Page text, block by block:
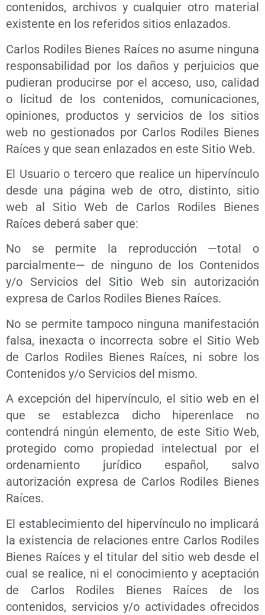
contenidos, archivos y cualquier otro material
existente en los referidos sitios enlazados.
Carlos Rodiles Bienes Raíces no asume ninguna
responsabilidad por los daños y perjuicios que
pudieran producirse por el acceso, uso, calidad
o licitud de los contenidos, comunicaciones,
opiniones, productos y servicios de los sitios
web no gestionados por Carlos Rodiles Bienes
Raíces y que sean enlazados en este Sitio Web.
El Usuario o tercero que realice un hipervínculo
desde una página web de otro, distinto, sitio
web al Sitio Web de Carlos Rodiles Bienes
Raíces deberá saber que:
No se permite la reproducción —total o
parcialmente— de ninguno de los Contenidos
y/o Servicios del Sitio Web sin autorización
expresa de Carlos Rodiles Bienes Raíces.
No se permite tampoco ninguna manifestación
falsa, inexacta o incorrecta sobre el Sitio Web
de Carlos Rodiles Bienes Raíces, ni sobre los
Contenidos y/o Servicios del mismo.
A excepción del hipervínculo, el sitio web en el
que se establezca dicho hiperenlace no
contendrá ningún elemento, de este Sitio Web,
protegido como propiedad intelectual por el
ordenamiento jurídico español, salvo
autorización expresa de Carlos Rodiles Bienes
Raíces.
El establecimiento del hipervínculo no implicará
la existencia de relaciones entre Carlos Rodiles
Bienes Raíces y el titular del sitio web desde el
cual se realice, ni el conocimiento y aceptación
de Carlos Rodiles Bienes Raíces de los
contenidos, servicios y/o actividades ofrecidos